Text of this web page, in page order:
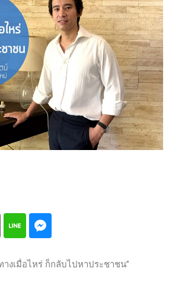
างเมื่อไหร่ ก็กลับไปหาประชาชน”